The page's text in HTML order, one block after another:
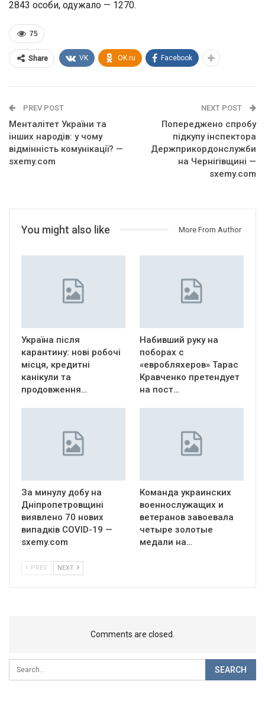
2843 особи, одужало — 1270.
75
Share VK OK.ru Facebook
PREV POST
Менталітет України та
інших народів: у чому
відмінність комунікації? —
sxemy.com
NEXT POST
Попереджено спробу
підкупу інспектора
Держприкордонслужби
на Чернігівщині —
sxemy.com
You might also like More From Author
Україна після
карантину: нові робочі
місця, кредитні
канікули та
продовження…
Набивший руку на
поборах с
«евробляхеров» Тарас
Кравченко претендует
на пост…
За минулу добу на
Дніпропетровщині
виявлено 70 нових
випадків COVID-19 —
sxemy.com
Команда украинских
военнослужащих и
ветеранов завоевала
четыре золотые
медали на…
PREV NEXT
Comments are closed.